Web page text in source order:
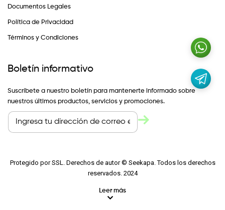
Documentos Legales
Política de Privacidad
Términos y Condiciones
Boletín informativo
Suscríbete a nuestro boletín para mantenerte informado sobre
nuestros últimos productos, servicios y promociones.
Protegido por SSL. Derechos de autor © Seekapa. Todos los derechos
reservados. 2024
Leer más